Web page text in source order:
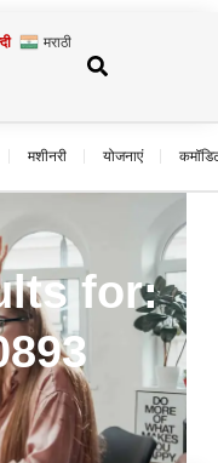
मराठी
मशीनरी योजनाएं
for: